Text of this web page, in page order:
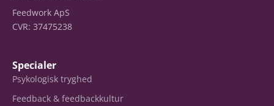
Feedwork ApS
CVR: 37475238
Specialer
Psykologisk tryghed
Feedback & feedbackkultur